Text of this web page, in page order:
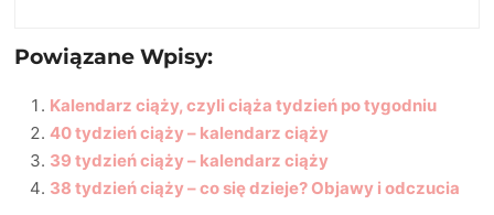
Powiązane Wpisy:
Kalendarz ciąży, czyli ciąża tydzień po tygodniu
40 tydzień ciąży – kalendarz ciąży
39 tydzień ciąży – kalendarz ciąży
38 tydzień ciąży – co się dzieje? Objawy i odczucia